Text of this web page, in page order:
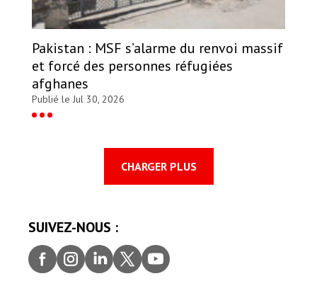
Pakistan : MSF s’alarme du renvoi massif
et forcé des personnes réfugiées
afghanes
Publié le Jul 30, 2026
CHARGER PLUS
SUIVEZ-NOUS :
Faceb
ook
Insta
gram
Linke
dIn
Twitt
er
youtu
be